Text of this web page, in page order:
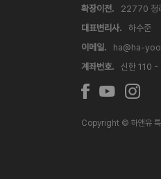
확장이전.
22770 청
대표변리사.
하수준
이메일.
ha@ha-
계좌번호.
신한 110
Copyright © 하앤유 특